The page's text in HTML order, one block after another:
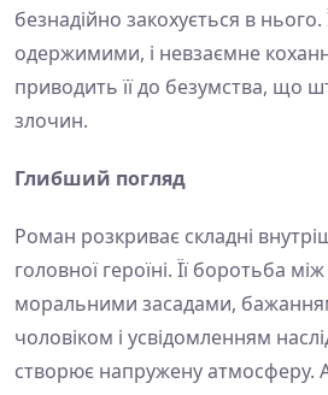
безнадійно закохується в нього.
одержимими, і невзаємне
приводить її до безумства, що
злочин.
Глибший погляд
Роман розкриває складні
головної героїні. Її боротьба
моральними засадами,
чоловіком і усвідомленням
створює напружену атмосферу.